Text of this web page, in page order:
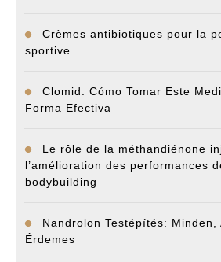
Crèmes antibiotiques pour la
sportive
Clomid: Cómo Tomar Este
Forma Efectiva
Le rôle de la méthandiénone
l’amélioration des performances
bodybuilding
Nandrolon Testépítés: Minden,
Érdemes